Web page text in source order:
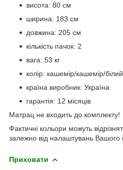
висота: 80 см
ширина: 183 см
довжина: 205 см
кількість пачок: 2
вага: 53 кг
колір: кашемір/кашемір/білий
країна виробник: Україна
гарантія: 12 місяців
Матрац не входить до комплекту!
Фактичні кольори можуть
залежно від налаштувань Вашого
Приховати